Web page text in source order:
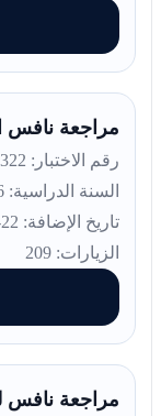
مراجعة نافس
رقم الاختبار: 322
السنة الدراسية: 2025/2026
تاريخ الإضافة: 22-04-2026
الزيارات: 209
مراجعة نافس